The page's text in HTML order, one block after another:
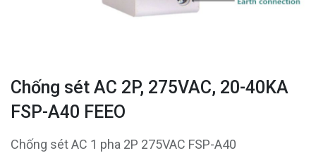
Chống sét AC 2P, 275VAC, 20-40KA
FSP-A40 FEEO
Chống sét AC 1 pha 2P 275VAC FSP-A40